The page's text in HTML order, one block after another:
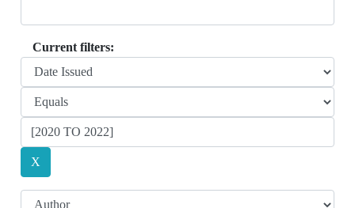
Current filters: